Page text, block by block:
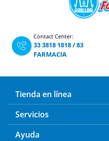
Contact Center:
33 3818 1818/83
FARMACIA
Tienda en línea
Servicios
Ayuda